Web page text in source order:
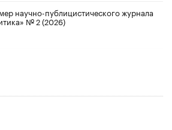
научно-публицистического журнала
№ 2 (2026)